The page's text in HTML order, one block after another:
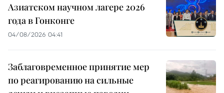
Азиатском научном лагере 2026
года в Гонконге
04/08/2026 04:41
Заблаговременное принятие мер
по реагированию на сильные